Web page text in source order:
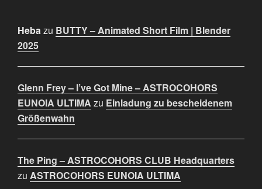
Hebazu BUTTY – Animated Short Film | Blender
2025
Glenn Frey – I’ve Got Mine – ASTROCOHORS
EUNOIA ULTIMA zu Einladung zu bescheidenem
Größenwahn
The Ping – ASTROCOHORS CLUB Headquarters
zu ASTROCOHORS EUNOIA ULTIMA